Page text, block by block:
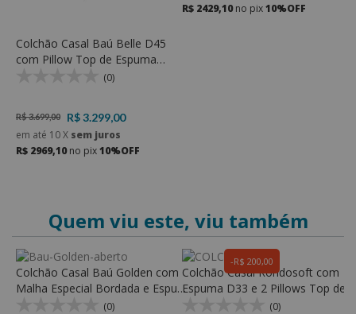
Colchão Casal Baú Belle D45
com Pillow Top de Espuma
D23 Soft e Espuma D45 -
(0)
R$ 3.699,00
R$ 3.299,00
em até 10X sem juros
R$ 2969,10no pix10%OFF
R$ 2429,10no pix10%OFF
Quem viu este, viu também
R$ 200,00
Colchão Casal Baú Golden com
Malha Especial Bordada e Espuma
D33 - Rondomóveis
(0)
Colchão Casal Rondosoft com
Espuma D33 e 2 Pillows Top de
Espuma D23 Soft(0)